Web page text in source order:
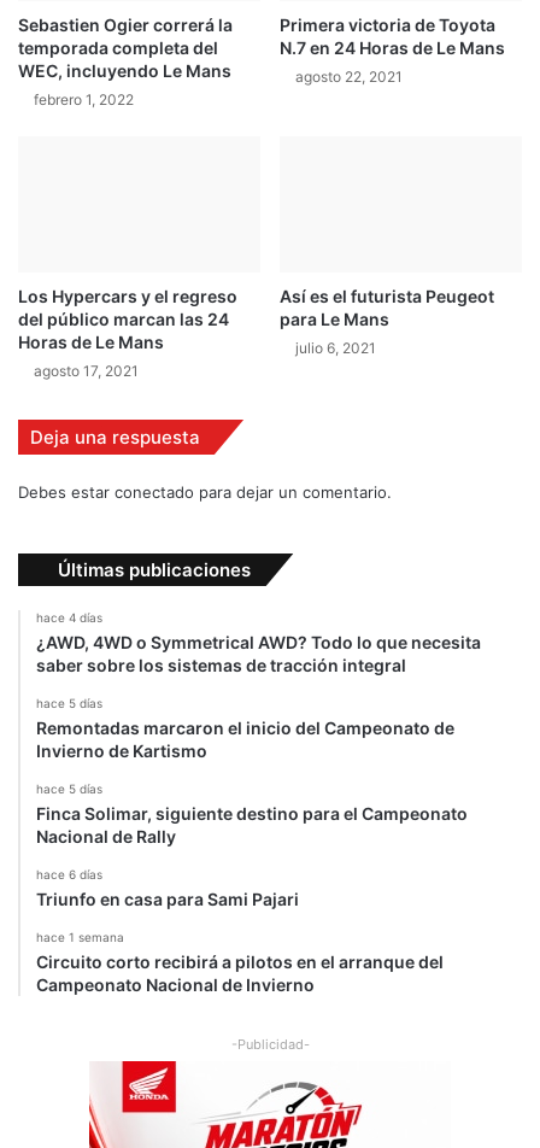
e
r
á
s
t
e
"
r
o
M
Sebastien Ogier correrá la
temporada completa del
WEC, incluyendo Le Mans
febrero 1, 2022
Primera victoria de Toyota
N.7 en 24 Horas de Le Mans
agosto 22, 2021
Los Hypercars y el regreso
del público marcan las 24
Horas de Le Mans
agosto 17, 2021
Así es el futurista Peugeot
para Le Mans
julio 6, 2021
Deja una respuesta
Debes estar conectado para dejar un comentario.
Últimas publicaciones
hace 4 días
¿AWD, 4WD o Symmetrical AWD? Todo lo que necesita
saber sobre los sistemas de tracción integral
hace 5 días
Remontadas marcaron el inicio del Campeonato de
Invierno de Kartismo
hace 5 días
Finca Solimar, siguiente destino para el Campeonato
Nacional de Rally
hace 6 días
Triunfo en casa para Sami Pajari
hace 1 semana
Circuito corto recibirá a pilotos en el arranque del
Campeonato Nacional de Invierno
-Publicidad-